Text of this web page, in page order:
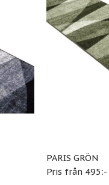
PARIS GRÖN
Pris från 495:-